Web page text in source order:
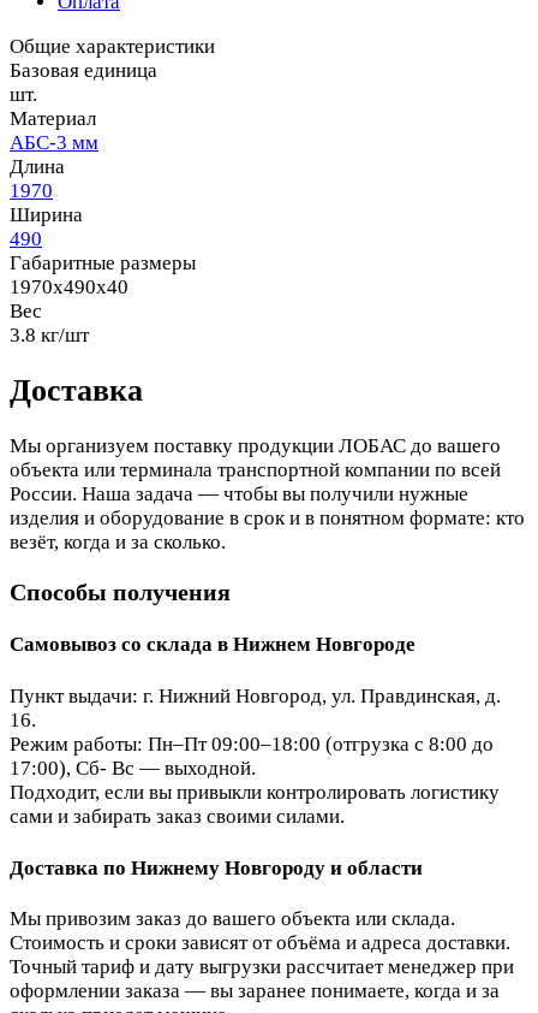
Общие характеристики
Базовая единица
шт.
Материал
АБС-3 мм
Длина
1970
Ширина
490
Габаритные размеры
1970x490x40
Вес
3.8 кг/шт
Доставка
Мы организуем поставку продукции ЛОБАС до вашего
объекта или терминала транспортной компании по всей
России. Наша задача — чтобы вы получили нужные
изделия и оборудование в срок и в понятном формате: кто
везёт, когда и за сколько.
Способы получения
Самовывоз со склада в Нижнем Новгороде
Пункт выдачи: г. Нижний Новгород, ул. Правдинская, д.
16.
Режим работы: Пн–Пт 09:00–18:00 (отгрузка с 8:00 до
17:00), Сб- Вс — выходной.
Подходит, если вы привыкли контролировать логистику
сами и забирать заказ своими силами.
Доставка по Нижнему Новгороду и области
Мы привозим заказ до вашего объекта или склада.
Стоимость и сроки зависят от объёма и адреса доставки.
Точный тариф и дату выгрузки рассчитает менеджер при
оформлении заказа — вы заранее понимаете, когда и за